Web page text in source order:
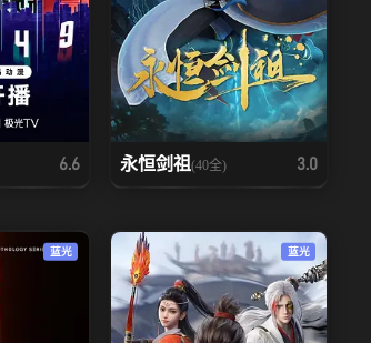
6.6 永恒剑祖 (40全) 3.0
蓝光 蓝光